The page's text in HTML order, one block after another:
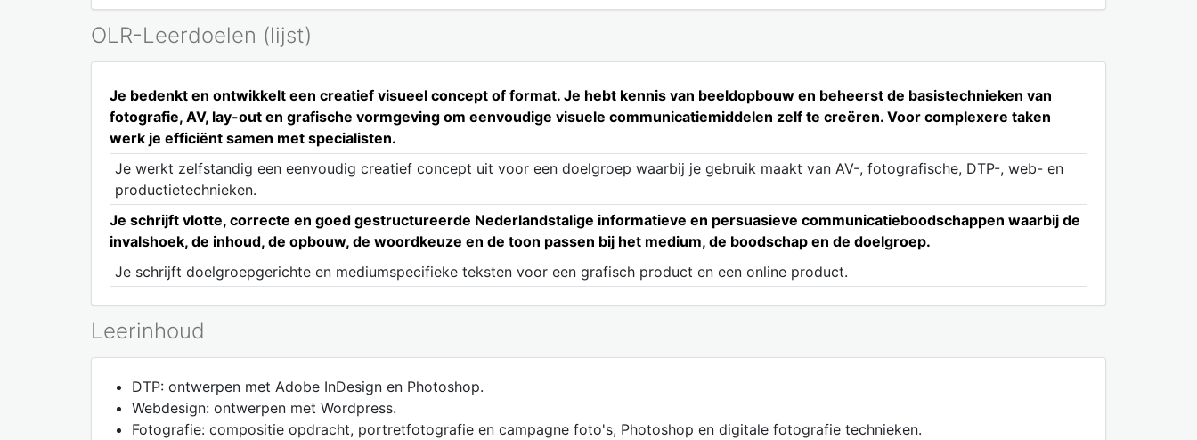
OLR-Leerdoelen (lijst)
Je bedenkt en ontwikkelt een creatief visueel concept of format. Je hebt kennis van beeldopbouw en beheerst de basistechnieken van
fotografie, AV, lay-out en grafische vormgeving om eenvoudige visuele communicatiemiddelen zelf te creëren. Voor complexere taken
werk je efficiënt samen met specialisten.
Je werkt zelfstandig een eenvoudig creatief concept uit voor een doelgroep waarbij je gebruik maakt van AV-, fotografische, DTP-, web- en
productietechnieken.
Je schrijft vlotte, correcte en goed gestructureerde Nederlandstalige informatieve en persuasieve communicatieboodschappen waarbij de
invalshoek, de inhoud, de opbouw, de woordkeuze en de toon passen bij het medium, de boodschap en de doelgroep.
Je schrijft doelgroepgerichte en mediumspecifieke teksten voor een grafisch product en een online product.
Leerinhoud
DTP: ontwerpen met Adobe InDesign en Photoshop.
Webdesign: ontwerpen met Wordpress.
Fotografie: compositie opdracht, portretfotografie en campagne foto's, Photoshop en digitale fotografie technieken.